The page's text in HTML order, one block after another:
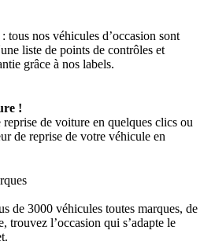
tous nos véhicules d’occasion sont
liste de points de contrôles et
grâce à nos labels.
!
de voiture en quelques clics ou
de reprise de votre véhicule en
de 3000 véhicules toutes marques, de
trouvez l’occasion qui s’adapte le